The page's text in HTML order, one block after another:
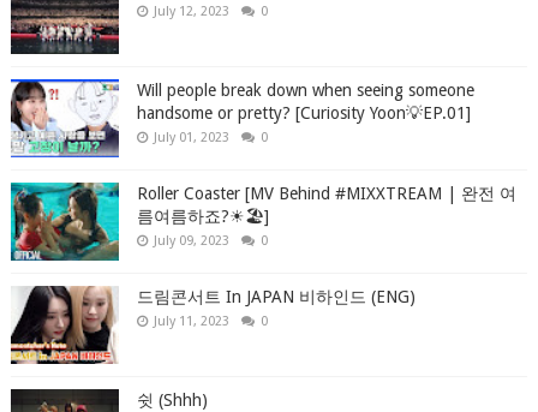
July 12, 2023 0
Will people break down when seeing someone
handsome or pretty? [Curiosity Yoon💡EP.01]
July 01, 2023 0
Roller Coaster [MV Behind #MIXXTREAM | 완전 여
름여름하죠?☀🏖]
July 09, 2023 0
드림콘서트 In JAPAN 비하인드 (ENG)
July 11, 2023 0
쉿 (Shhh)